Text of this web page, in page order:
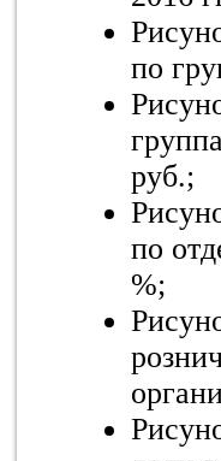
по
руб.;
по
%;